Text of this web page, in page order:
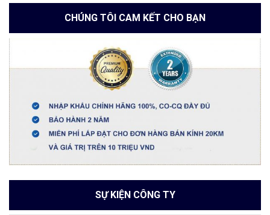
CHÚNG TÔI CAM KẾT CHO BẠN
SỰ KIỆN CÔNG TY